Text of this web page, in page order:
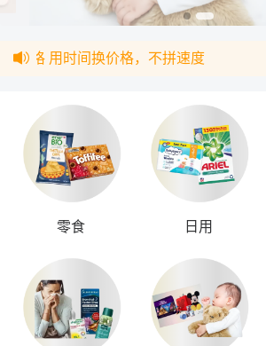
2️⃣ 德国本地采购 人工采购，人工打包
零食 日用